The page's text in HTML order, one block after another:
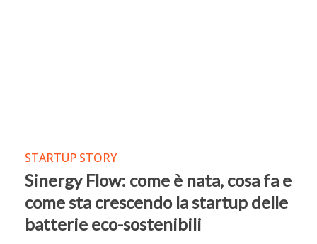
STARTUP STORY
Sinergy Flow: come è nata, cosa fa e
come sta crescendo la startup delle
batterie eco-sostenibili